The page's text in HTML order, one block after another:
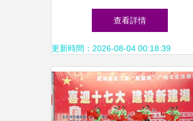
研討會于上海成功舉辦，共筑
創新應用新平臺
查看詳情
更新時間：2026-08-04 00:18:39